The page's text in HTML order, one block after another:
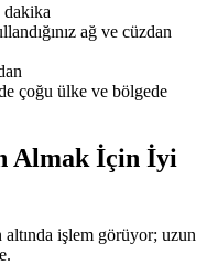
ve emtia türevleri
dakika
ağ ve cüzdan
çoğu ülke ve bölgede
Almak İçin İyi
işlem görüyor; uzun